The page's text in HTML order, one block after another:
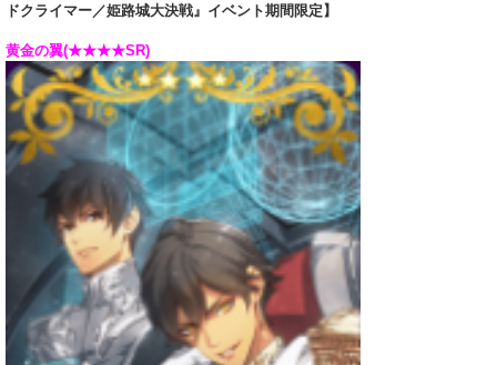
ドクライマー／姫路城大決戦』イベント期間限定】
黄金の翼(★★★★SR)